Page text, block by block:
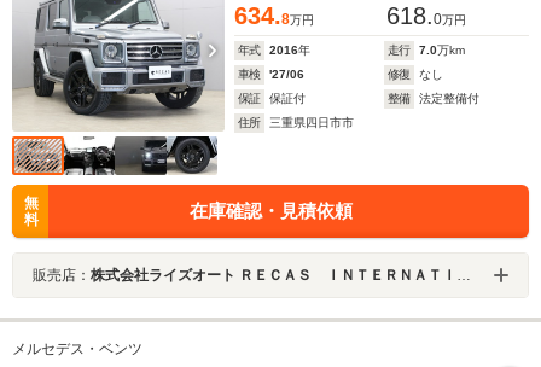
634.8万円 618.0万円
年式 2016年 走行 7.0万km
車検
'27/06 修復
なし
保証
保証付 整備
法定整備付
住所
三重県四日市市
無
料
在庫確認・見積依頼
販売店： 株式会社ライズオート ＲＥＣＡＳ ＩＮＴＥＲＮＡＴＩＯＮＡＬ
メルセデス・ベンツ